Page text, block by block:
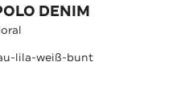
DENIM
lila-weiß-bunt